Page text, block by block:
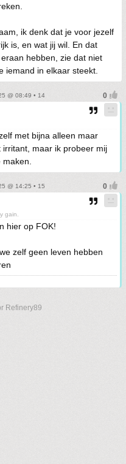
ik denk dat je voor jezelf
is, en wat jij wil. En dat
hebben, zie dat niet
iemand in elkaar steekt.
@ 08:49 • 14
met bijna alleen maar
irritant, maar ik probeer mij
@ 14:25 • 15
gain.
hier op FOK!
zelf geen leven hebben
Refinery89